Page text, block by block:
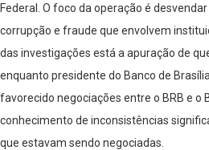
Federal. O foco da operação é
corrupção e fraude que envolvem
das investigações está a apuração de
enquanto presidente do Banco de
favorecido negociações entre o BRB e o
conhecimento de inconsistências
que estavam sendo negociadas.